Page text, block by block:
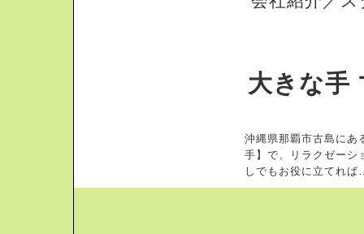
大きな手
沖縄県那覇市古島にあ
手】で、リラクゼーシ
しでもお役に立てれ